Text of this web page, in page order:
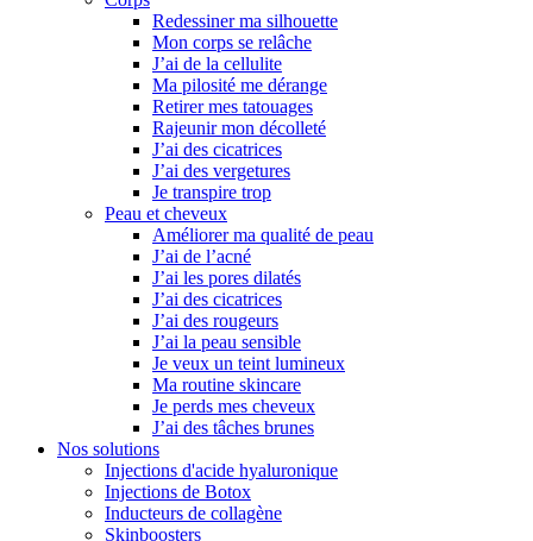
Redessiner ma silhouette
Mon corps se relâche
J’ai de la cellulite
Ma pilosité me dérange
Retirer mes tatouages
Rajeunir mon décolleté
J’ai des cicatrices
J’ai des vergetures
Je transpire trop
Peau et cheveux
Améliorer ma qualité de peau
J’ai de l’acné
J’ai les pores dilatés
J’ai des cicatrices
J’ai des rougeurs
J’ai la peau sensible
Je veux un teint lumineux
Ma routine skincare
Je perds mes cheveux
J’ai des tâches brunes
Nos solutions
Injections d'acide hyaluronique
Injections de Botox
Inducteurs de collagène
Skinboosters